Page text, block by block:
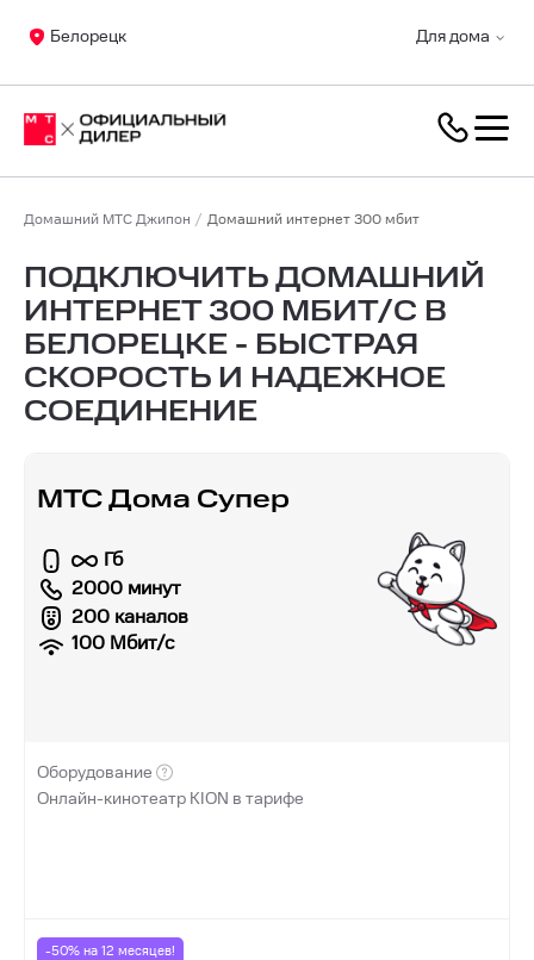
Для дома
Белорецк
Домашний МТС Джипон Домашний интернет 300 мбит
ПОДКЛЮЧИТЬ ДОМАШНИЙ
ИНТЕРНЕТ 300 МБИТ/С В
БЕЛОРЕЦКЕ - БЫСТРАЯ
СКОРОСТЬ И НАДЕЖНОЕ
СОЕДИНЕНИЕ
МТС Дома Супер
Гб
2000 минут
200 каналов
100 Мбит/с
Оборудование
Онлайн-кинотеатр KION в тарифе
-50% на 12 месяцев!